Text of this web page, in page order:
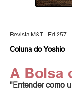
Revista M&T - Ed.257 -
Coluna do Yoshio
A Bolsa
"Entender como